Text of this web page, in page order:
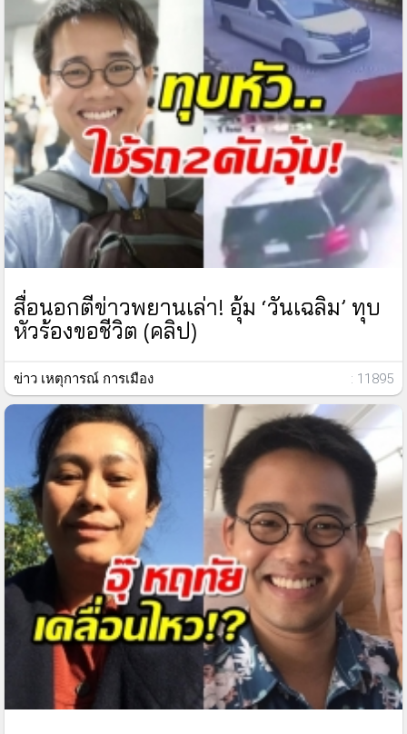
สื่อนอกตีข่าวพยานเล่า! อุ้ม ‘วันเฉลิม’ ทุบ
หัวร้องขอชีวิต (คลิป)
ข่าว เหตุการณ์ การเมือง : 11895